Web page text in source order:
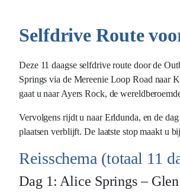
Selfdrive Route
Deze 11 daagse selfdrive route door de
Springs via de Mereenie Loop Road naar
gaat u naar Ayers Rock, de
Vervolgens rijdt u naar Erldunda, en de
plaatsen verblijft. De laatste stop maakt u
Reisschema (totaal 11
Dag 1: Alice Springs –